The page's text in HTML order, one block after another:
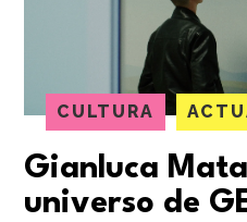
CULTURA
Gianluca
universo de